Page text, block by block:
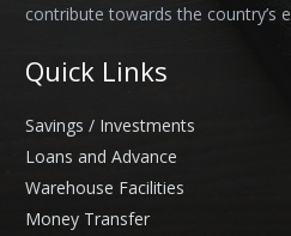
contribute towards the country’s
Quick Links
Savings / Investments
Loans and Advance
Warehouse Facilities
Money Transfer